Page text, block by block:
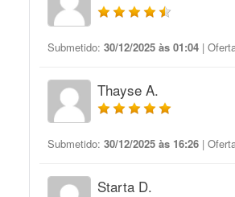
Submetido: 30/12/2025 às 01:04 |
Thayse A.
Submetido: 30/12/2025 às 16:26 |
Starta D.